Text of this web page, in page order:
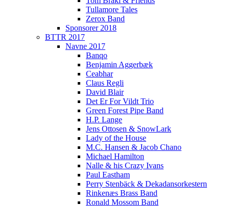
Tullamore Tales
Zerox Band
Sponsorer 2018
BTTR 2017
Navne 2017
Banqo
Benjamin Aggerbæk
Ceabhar
Claus Regli
David Blair
Det Er For Vildt Trio
Green Forest Pipe Band
H.P. Lange
Jens Ottosen & SnowLark
Lady of the House
M.C. Hansen & Jacob Chano
Michael Hamilton
Nalle & his Crazy Ivans
Paul Eastham
Perry Stenbäck & Dekadansorkestern
Rinkenæs Brass Band
Ronald Mossom Band